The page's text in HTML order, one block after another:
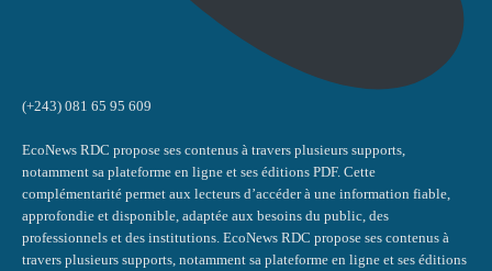
(+243) 081 65 95 609
EcoNews RDC propose ses contenus à travers plusieurs supports,
notamment sa plateforme en ligne et ses éditions PDF. Cette
complémentarité permet aux lecteurs d’accéder à une information fiable,
approfondie et disponible, adaptée aux besoins du public, des
professionnels et des institutions. EcoNews RDC propose ses contenus à
travers plusieurs supports, notamment sa plateforme en ligne et ses éditions